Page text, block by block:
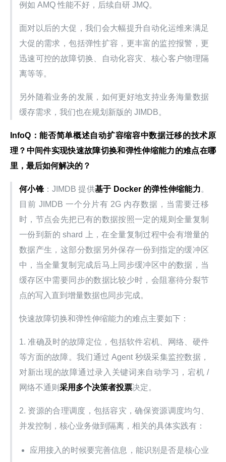
例如 AMQ 性能不好，后续自研 JMQ。
面对以后的大促，我们会大幅提升自动化运维来满足
大促的需求，包括弹性扩容，更丰富的监控报警，更
迅速可控的故障切换、自动化容灾、核心客户物理隔
离等等。
另外随着业务的发展，如何更好地支持业务海量数据
缓存需求，我们也在规划新版的 JIMDB。
InfoQ：能否简单概述自动扩容缩容中数据迁移的技术原
理？中间件实现快速故障切换和弹性伸缩能力的难点在哪
里，最后如何解决的？
何小锋：JIMDB 提供基于 Docker 的弹性伸缩能力。
目前 JIMDB 一个分片有 2G 内存数据，当需要迁移
时，节点会先把已有的数据按照一定的规则全量复制
一份到新的 shard 上，在全量复制过程中会有增量的
数据产生，这部分数据另外保存一份到指定的缓冲区
中，当全量复制完成后马上同步缓冲区中的数据，当
缓存区中需要同步的数据比较少时，会阻塞待分裂节
点的写入直到增量数据也同步完成。
快速故障切换和弹性伸缩能力的难点主要如下：
1. 准确及时的故障定位，包括软件宕机、网络、硬件
等方面的故障。我们通过 Agent 秒级采集监控数据，
对新出现的故障通过录入关键词来自动学习，宕机 /
网络不通则 采用多个决策者投票决定。
2. 资源的合理调度，包括容灾，确保资源调度均匀、
并发控制，核心业务做到隔离，相关的具体实践有：
应用接入的时候要完善信息，能识别是否是核心业